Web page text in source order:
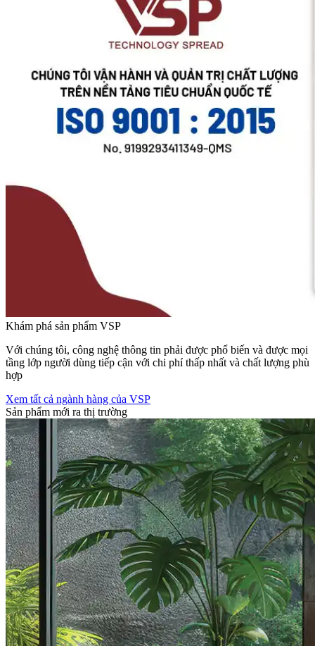
Khám phá sản phẩm VSP
Với chúng tôi, công nghệ thông tin phải được phổ biến và được mọi
tầng lớp người dùng tiếp cận với chi phí thấp nhất và chất lượng phù
hợp
Xem tất cả ngành hàng của VSP
Sản phẩm mới ra thị trường